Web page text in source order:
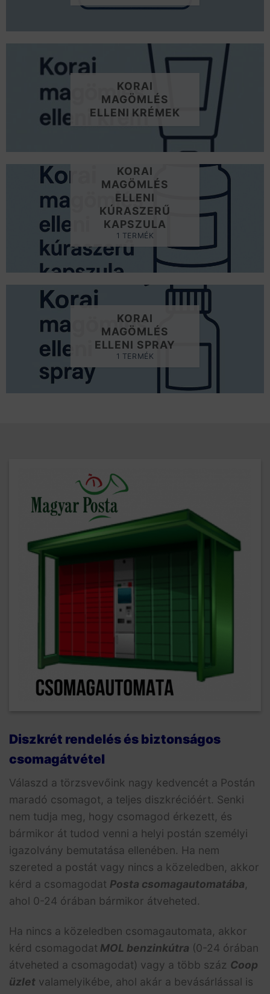
KORAI
MAGÖMLÉS
ELLENI KRÉMEK
KORAI
MAGÖMLÉS
ELLENI
KÚRASZERŰ
KAPSZULA
1 TERMÉK
KORAI
MAGÖMLÉS
ELLENI SPRAY
1 TERMÉK
Diszkrét rendelés és biztonságos
csomagátvétel
Válaszd a törzsvevőink nagy kedvencét a Postán
maradó csomagot, a teljes diszkrécióért. Senki
nem tudja meg, hogy csomagod érkezett, és
bármikor át tudod venni a helyi postán személyi
igazolvány bemutatása ellenében. Ha nem
szereted a postát vagy nincs a közeledben, akkor
kérd a csomagodat Posta csomagautomatába,
ahol 0-24 órában bármikor átveheted.
Ha nincs a közeledben csomagautomata, akkor
kérd csomagodat MOL benzinkútra (0-24 órában
átveheted a csomagodat) vagy a több száz Coop
üzlet valamelyikébe, ahol akár a bevásárlással is